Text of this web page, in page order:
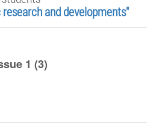
and developments"
1 (3)